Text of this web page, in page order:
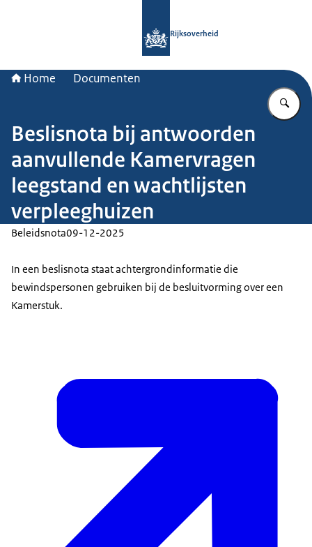
Rijksoverheid
Home Documenten
Beslisnota bij antwoorden
aanvullende Kamervragen
leegstand en wachtlijsten
verpleeghuizen
Beleidsnota09-12-2025
In een beslisnota staat achtergrondinformatie die
bewindspersonen gebruiken bij de besluitvorming over een
Kamerstuk.